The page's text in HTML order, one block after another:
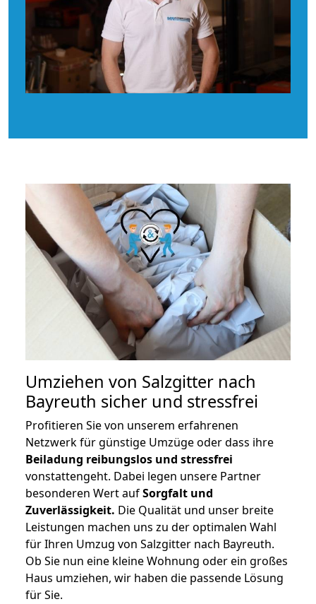
Umziehen von Salzgitter nach
Bayreuth sicher und stressfrei
Profitieren Sie von unserem erfahrenen
Netzwerk für günstige Umzüge oder dass ihre
Beiladung reibungslos und stressfrei
vonstattengeht. Dabei legen unsere Partner
besonderen Wert aufSorgfalt und
Zuverlässigkeit. Die Qualität und unser breite
Leistungen machen uns zu der optimalen Wahl
für Ihren Umzug von Salzgitter nach Bayreuth.
Ob Sie nun eine kleine Wohnung oder ein großes
Haus umziehen, wir haben die passende Lösung
für Sie.